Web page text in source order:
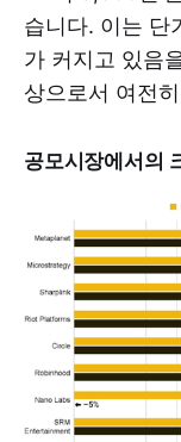
습니다. 이는 단
가 커지고 있음
상으로서 여전
공모시장에서의